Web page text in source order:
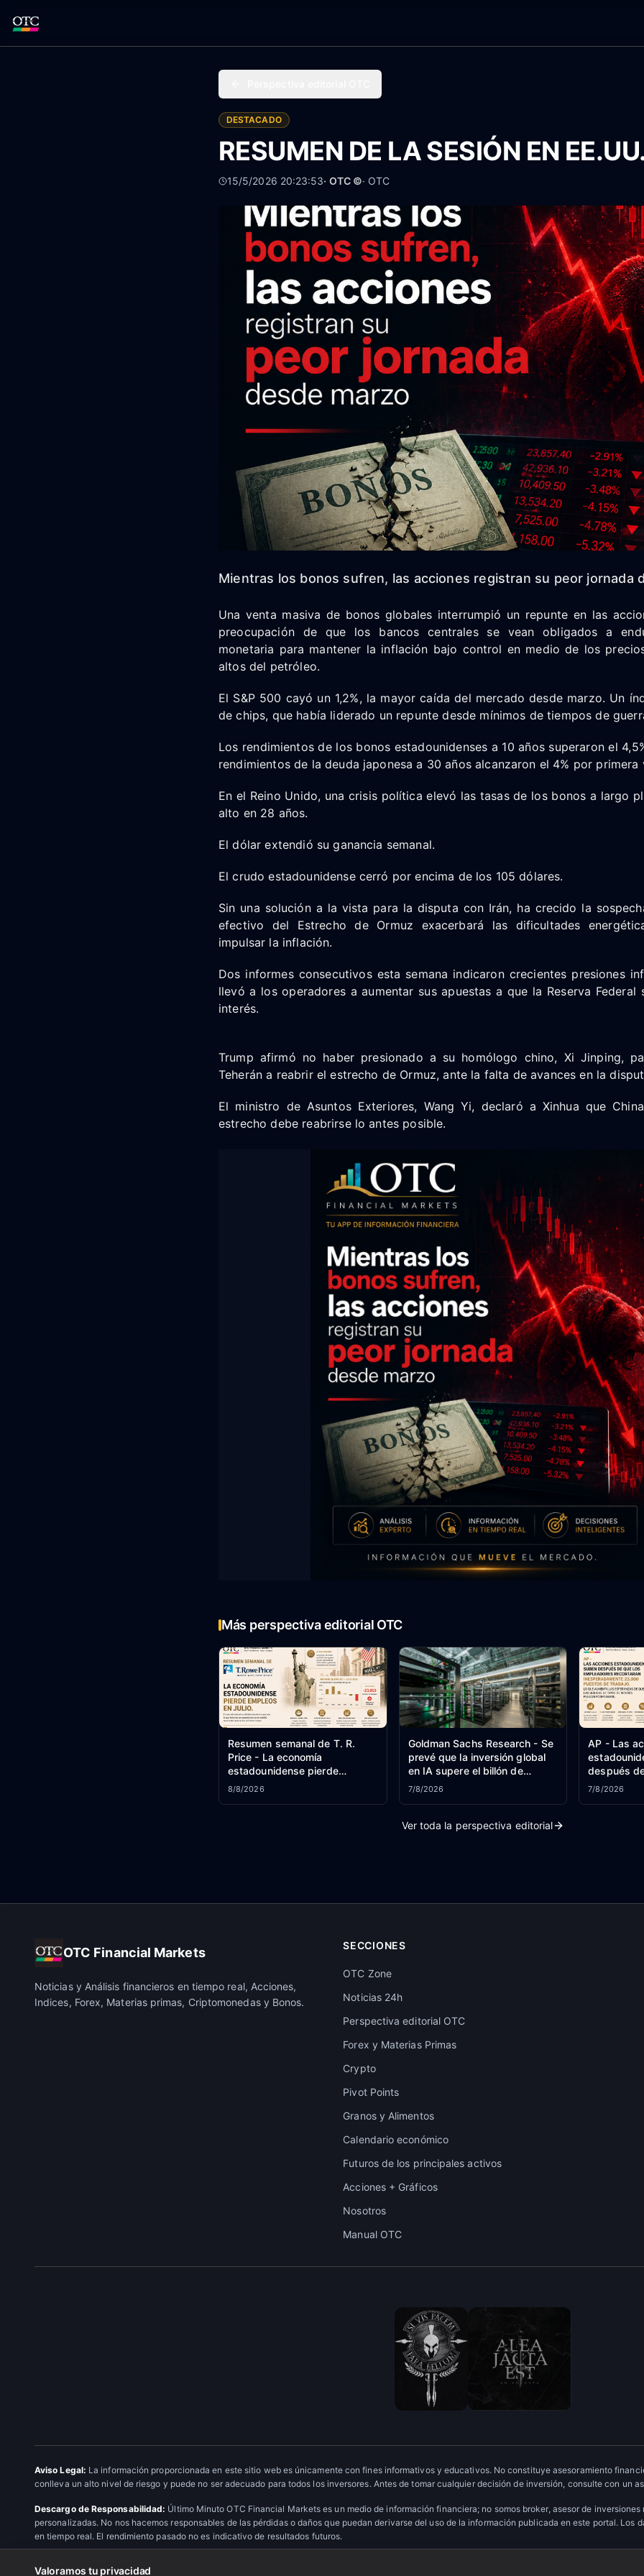
DESTACADO
RESUMEN DE LA SESIÓN EN
15/5/2026 20:23:53· OTC ©· OTC
Mientras los bonos sufren, las acciones registran su peor jornada
Una venta masiva de bonos globales interrumpió un repunte en las
preocupación de que los bancos centrales se vean obligados a
monetaria para mantener la inflación bajo control en medio de los
altos del petróleo.
El S&P 500 cayó un 1,2%, la mayor caída del mercado desde marzo. Un
de chips, que había liderado un repunte desde mínimos de tiempos de
Los rendimientos de los bonos estadounidenses a 10 años superaron el
rendimientos de la deuda japonesa a 30 años alcanzaron el 4% por primera
En el Reino Unido, una crisis política elevó las tasas de los bonos a largo
alto en 28 años.
El dólar extendió su ganancia semanal.
El crudo estadounidense cerró por encima de los 105 dólares.
Sin una solución a la vista para la disputa con Irán, ha crecido la
efectivo del Estrecho de Ormuz exacerbará las dificultades
impulsar la inflación.
Dos informes consecutivos esta semana indicaron crecientes presiones
llevó a los operadores a aumentar sus apuestas a que la Reserva Federal
interés.
Trump afirmó no haber presionado a su homólogo chino, Xi Jinping,
Teherán a reabrir el estrecho de Ormuz, ante la falta de avances en la
El ministro de Asuntos Exteriores, Wang Yi, declaró a Xinhua que
estrecho debe reabrirse lo antes posible.
Más perspectiva editorial OTC
Resumen semanal de T. R.
Price - La economía
estadounidense pierde
empleos en julio.
8/8/2026
Goldman Sachs Research - Se
prevé que la inversión global
en IA supere el billón de
dólares en 2026.
7/8/2026
AP - Las
después
7/8/2026
Ver toda la perspectiva editorial
OTC Financial Markets
Noticias y Análisis financieros en tiempo real, Acciones,
Indices, Forex, Materias primas, Criptomonedas y Bonos.
SECCIONES
OTC Zone
Noticias 24h
Perspectiva editorial OTC
Forex y Materias Primas
Crypto
Pivot Points
Granos y Alimentos
Calendario económico
Futuros de los principales activos
Acciones + Gráficos
Nosotros
Manual OTC
Aviso Legal: La información proporcionada en este sitio web es únicamente con fines informativos y educativos. No constituye asesoramiento
conlleva un alto nivel de riesgo y puede no ser adecuado para todos los inversores. Antes de tomar cualquier decisión de inversión, consulte con un
Descargo de Responsabilidad: Último Minuto OTC Financial Markets es un medio de información financiera; no somos broker, asesor de
personalizadas. No nos hacemos responsables de las pérdidas o daños que puedan derivarse del uso de la información publicada en este portal.
en tiempo real. El rendimiento pasado no es indicativo de resultados futuros.
Valoramos tu privacidad